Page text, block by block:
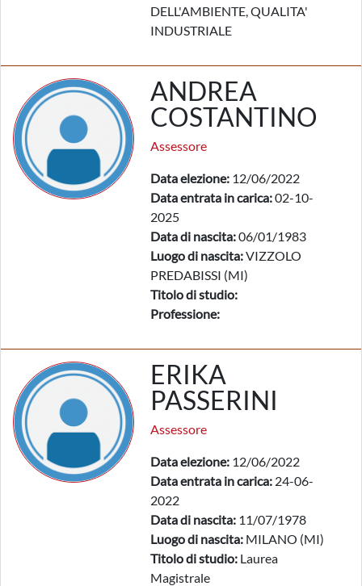
DELL'AMBIENTE, QUALITA'
INDUSTRIALE
ANDREA
COSTANTINO
Assessore
Data elezione: 12/06/2022
Data entrata in carica:02-10-
2025
Data di nascita:06/01/1983
Luogo di nascita:VIZZOLO
PREDABISSI (MI)
Titolo di studio:
Professione:
ERIKA
PASSERINI
Assessore
Data elezione: 12/06/2022
Data entrata in carica: 24-06-
2022
Data di nascita: 11/07/1978
Luogo di nascita: MILANO (MI)
Titolo di studio: Laurea
Magistrale